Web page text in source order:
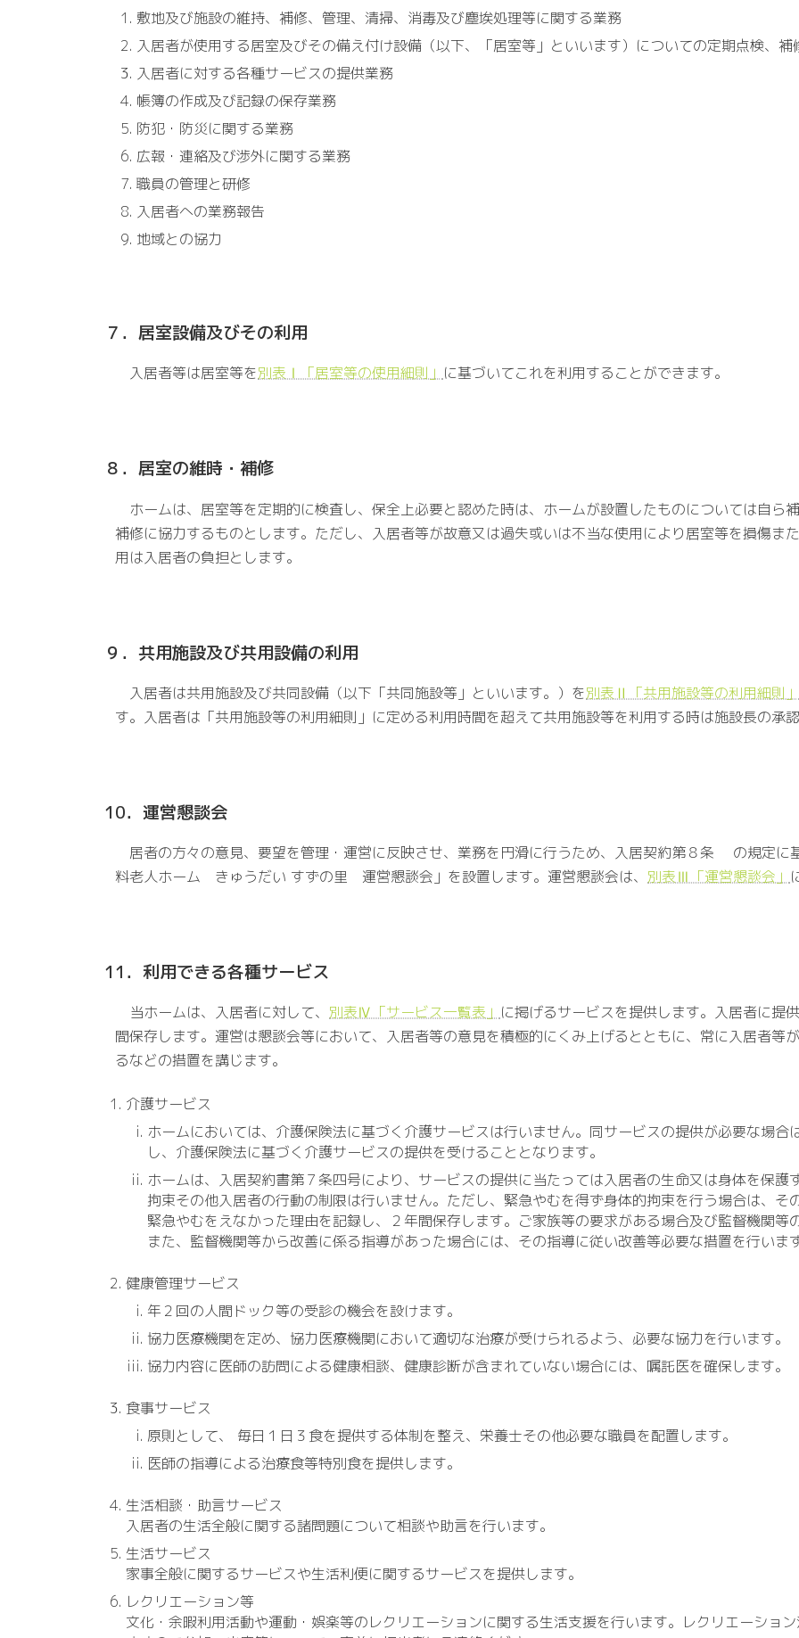
敷地及び施設の維持、補修、管理、清掃、消毒及び塵埃処理等に関する業務
入居者が使用する居室及びその備え付け設備（以下、「居室等」といいます）についての定期点検、
入居者に対する各種サービスの提供業務
帳簿の作成及び記録の保存業務
防犯・防災に関する業務
広報・連絡及び渉外に関する業務
職員の管理と研修
入居者への業務報告
地域との協力
７．居室設備及びその利用
入居者等は居室等を別表Ⅰ「居室等の使用細則」 に基づいてこれを利用することができます。
８．居室の維時・補修
ホームは、居室等を定期的に検査し、保全上必要と認めた時は、ホームが設置したものについては自ら
補修に協力するものとします。ただし、入居者等が故意又は過失或いは不当な使用により居室等を損傷ま
用は入居者の負担とします。
９．共用施設及び共用設備の利用
入居者は共用施設及び共同設備（以下「共同施設等」といいます。）を別表Ⅱ「共用施設等の利用細則」
す。入居者は「共用施設等の利用細則」に定める利用時間を超えて共用施設等を利用する時は施設長の承
10．運営懇談会
居者の方々の意見、要望を管理・運営に反映させ、業務を円滑に行うため、入居契約第８条 の規定に
料老人ホーム きゅうだい すずの里 運営懇談会」を設置します。運営懇談会は、 別表Ⅲ「運営懇談会」
11．利用できる各種サービス
当ホームは、入居者に対して、 別表Ⅳ「サービス一覧表」 に掲げるサービスを提供します。入居者に提
間保存します。運営は懇談会等において、入居者等の意見を積極的にくみ上げるとともに、常に入居者等
るなどの措置を講じます。
介護サービス
ホームにおいては、介護保険法に基づく介護サービスは行いません。同サービスの提供が必要な場
し、介護保険法に基づく介護サービスの提供を受けることとなります。
ホームは、入居契約書第７条四号により、サービスの提供に当たっては入居者の生命又は身体を保
拘束その他入居者の行動の制限は行いません。ただし、緊急やむを得ず身体的拘束を行う場合は、そ
緊急やむをえなかった理由を記録し、２年間保存します。ご家族等の要求がある場合及び監督機関等
また、監督機関等から改善に係る指導があった場合には、その指導に従い改善等必要な措置を行います
健康管理サービス
年２回の人間ドック等の受診の機会を設けます。
協力医療機関を定め、協力医療機関において適切な治療が受けられるよう、必要な協力を行います。
協力内容に医師の訪問による健康相談、健康診断が含まれていない場合には、嘱託医を確保します。
食事サービス
原則として、 毎日１日３食を提供する体制を整え、栄養士その他必要な職員を配置します。
医師の指導による治療食等特別食を提供します。
生活相談・助言サービス
入居者の生活全般に関する諸問題について相談や助言を行います。
生活サービス
家事全般に関するサービスや生活利便に関するサービスを提供します。
レクリエーション等
文化・余暇利用活動や運動・娯楽等のレクリエーションに関する生活支援を行います。レクリエーショ